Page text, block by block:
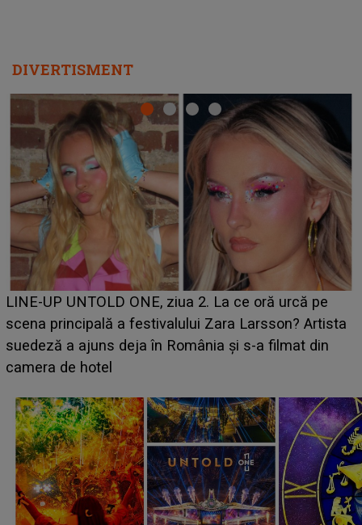
DIVERTISMENT
Ce a dezvăluit noua concurentă din "Casa Iubirii" l-a
luat prin surprindere pe Emanuel. CINE ESTE
BĂIATUL VIZAT de Alexandra?! Aflându-se în fața
faptului împlinit, A RECUNOSCUT IMEDIAT: "Am